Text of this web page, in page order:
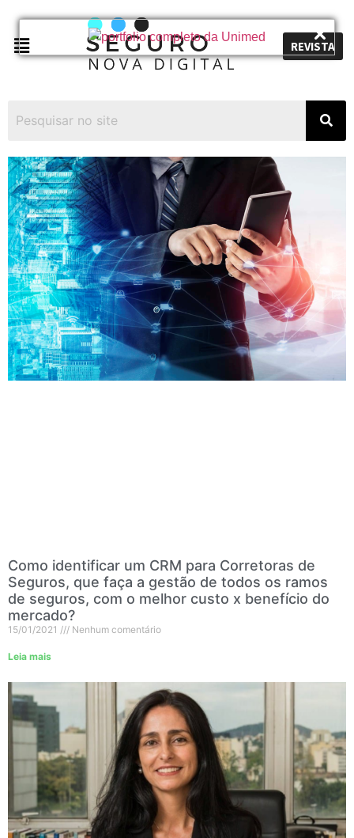
REVISTA
Como identificar um CRM para Corretoras de
Seguros, que faça a gestão de todos os ramos
de seguros, com o melhor custo x benefício do
mercado?
15/01/2021 Nenhum comentário
Leia mais